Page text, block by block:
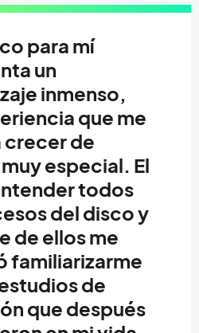
para mí
un
inmenso,
que me
crecer de
especial. El
todos
del disco y
de ellos me
familiarizarme
de
que después